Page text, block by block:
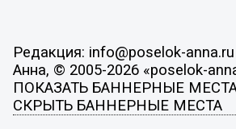
Редакция: info@poselok-anna.ru
Анна, © 2005-2026 «poselok-
ПОКАЗАТЬ БАННЕРНЫЕ
СКРЫТЬ БАННЕРНЫЕ МЕСТА